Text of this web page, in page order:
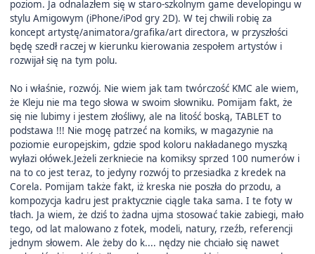
poziom. Ja odnalazłem się w staro-szkolnym game developingu w
stylu Amigowym (iPhone/iPod gry 2D). W tej chwili robię za
koncept artystę/animatora/grafika/art directora, w przyszłości
będę szedł raczej w kierunku kierowania zespołem artystów i
rozwijał się na tym polu.
No i właśnie, rozwój. Nie wiem jak tam twórczość KMC ale wiem,
że Kleju nie ma tego słowa w swoim słowniku. Pomijam fakt, że
się nie lubimy i jestem złośliwy, ale na litość boską, TABLET to
podstawa !!! Nie mogę patrzeć na komiks, w magazynie na
poziomie europejskim, gdzie spod koloru nakładanego myszką
wyłazi ołówek.Jeżeli zerkniecie na komiksy sprzed 100 numerów i
na to co jest teraz, to jedyny rozwój to przesiadka z kredek na
Corela. Pomijam także fakt, iż kreska nie poszła do przodu, a
kompozycja kadru jest praktycznie ciągle taka sama. I te foty w
tłach. Ja wiem, że dziś to żadna ujma stosować takie zabiegi, mało
tego, od lat malowano z fotek, modeli, natury, rzeźb, referencji
jednym słowem. Ale żeby do k.... nędzy nie chciało się nawet